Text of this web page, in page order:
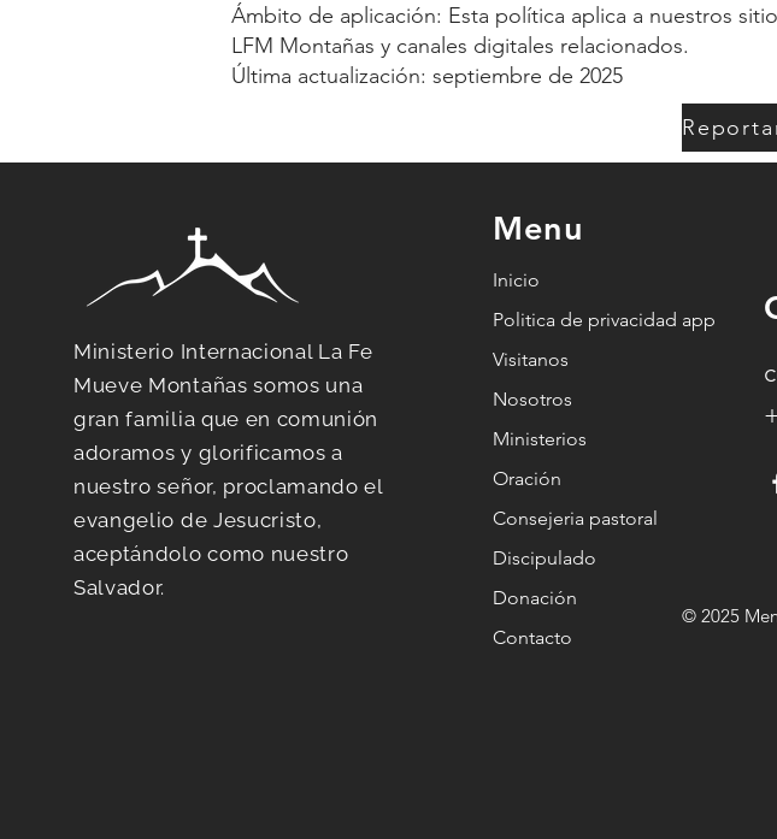
Ámbito de aplicación: Esta política aplica a nuestros
LFM Montañas y canales digitales relacionados.
Última actualización: septiembre de 2025
Ministerio Internacional La Fe
Mueve Montañas somos una
gran familia que en comunión
adoramos y glorificamos a
nuestro señor, proclamando el
evangelio de Jesucristo,
aceptándolo como nuestro
Salvador.
Menu
Inicio
Politica de privacidad app
Visitanos
Nosotros
Ministerios
Oración
Consejeria pastoral
Discipulado
Donación
Contacto
© 2025